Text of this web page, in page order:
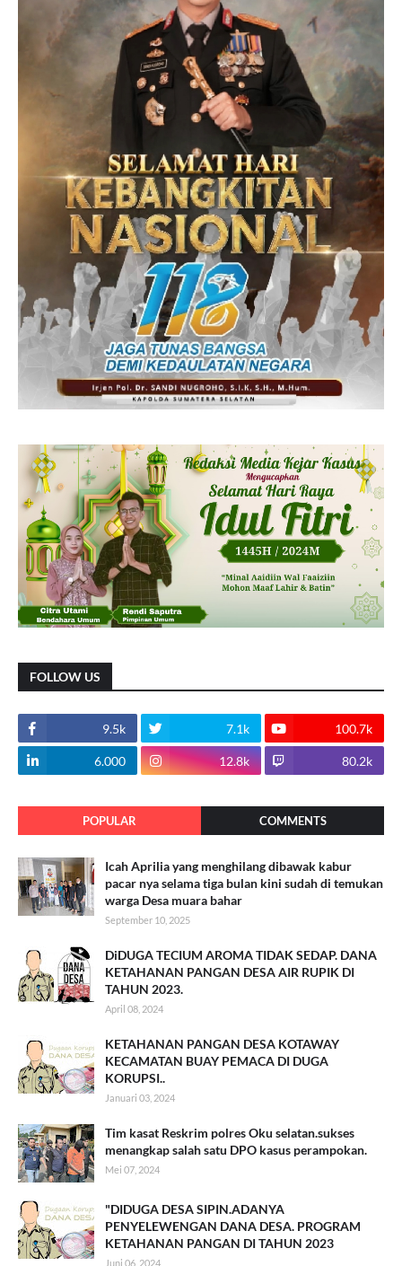
FOLLOW US
9.5k 7.1k 100.7k
6.000 12.8k 80.2k
POPULAR COMMENTS
Icah Aprilia yang menghilang dibawak kabur
pacar nya selama tiga bulan kini sudah di temukan
warga Desa muara bahar
September 10, 2025
DiDUGA TECIUM AROMA TIDAK SEDAP. DANA
KETAHANAN PANGAN DESA AIR RUPIK DI
TAHUN 2023.
April 08, 2024
KETAHANAN PANGAN DESA KOTAWAY
KECAMATAN BUAY PEMACA DI DUGA
KORUPSI..
Januari 03, 2024
Tim kasat Reskrim polres Oku selatan.sukses
menangkap salah satu DPO kasus perampokan.
Mei 07, 2024
"DIDUGA DESA SIPIN.ADANYA
PENYELEWENGAN DANA DESA. PROGRAM
KETAHANAN PANGAN DI TAHUN 2023
Juni 06, 2024